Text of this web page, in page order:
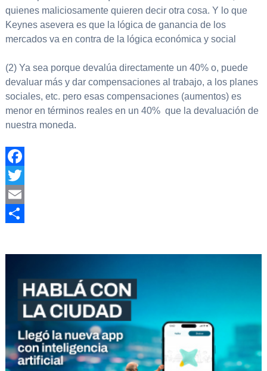
quienes maliciosamente quieren decir otra cosa. Y lo que
Keynes asevera es que la lógica de ganancia de los
mercados va en contra de la lógica económica y social
(2) Ya sea porque devalúa directamente un 40% o, puede
devaluar más y dar compensaciones al trabajo, a los planes
sociales, etc. pero esas compensaciones (aumentos) es
menor en términos reales en un 40% que la devaluación de
nuestra moneda.
Facebook
Twitter
Email